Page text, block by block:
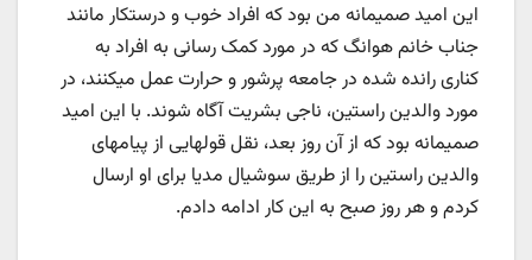
این امید صمیمانه من بود که افراد خوب و درستکار مانند
جناب خانم هوانگ که در مورد کمک رسانی به افراد به
کناری رانده شده در جامعه پرشور و حرارت عمل میکنند، در
مورد والدین راستین، ناجی بشریت آگاه شوند. با این امید
صمیمانه بود که از آن روز بعد، نقل قولهایی از پیامهای
والدین راستین را از طریق سوشیال مدیا برای او ارسال
کردم و هر روز صبح به این کار ادامه دادم.